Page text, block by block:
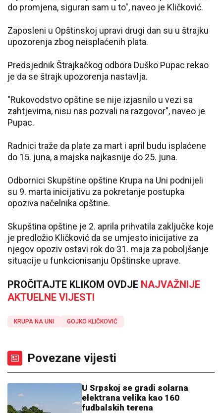
do promjena, siguran sam u to", naveo je Kličković.
Zaposleni u Opštinskoj upravi drugi dan su u štrajku
upozorenja zbog neisplaćenih plata.
Predsjednik Štrajkačkog odbora Duško Pupac rekao
je da se štrajk upozorenja nastavlja.
"Rukovodstvo opštine se nije izjasnilo u vezi sa
zahtjevima, nisu nas pozvali na razgovor", naveo je
Pupac.
Radnici traže da plate za mart i april budu isplaćene
do 15. juna, a majska najkasnije do 25. juna.
Odbornici Skupštine opštine Krupa na Uni podnijeli
su 9. marta inicijativu za pokretanje postupka
opoziva načelnika opštine.
Skupština opštine je 2. aprila prihvatila zaključke koje
je predložio Kličković da se umjesto inicijative za
njegov opoziv ostavi rok do 31. maja za poboljšanje
situacije u funkcionisanju Opštinske uprave.
PROČITAJTE KLIKOM OVDJE NAJVAŽNIJE
AKTUELNE VIJESTI
KRUPA NA UNI GOJKO KLIČKOVIĆ
Povezane vijesti
U Srpskoj se gradi solarna
elektrana velika kao 160
fudbalskih terena